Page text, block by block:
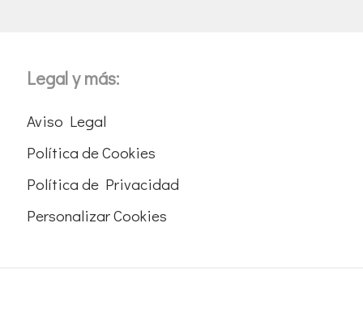
Legal y más:
Aviso Legal
Política de Cookies
Política de Privacidad
Personalizar Cookies